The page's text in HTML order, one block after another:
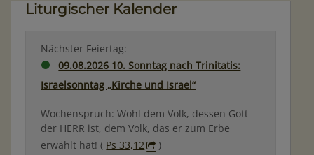
Liturgischer Kalender
Nächster Feiertag:
09.08.2026 10. Sonntag nach Trinitatis:
Israelsonntag „Kirche und Israel“
Wochenspruch: Wohl dem Volk, dessen Gott
der HERR ist, dem Volk, das er zum Erbe
erwählt hat! ( Ps 33,12
)